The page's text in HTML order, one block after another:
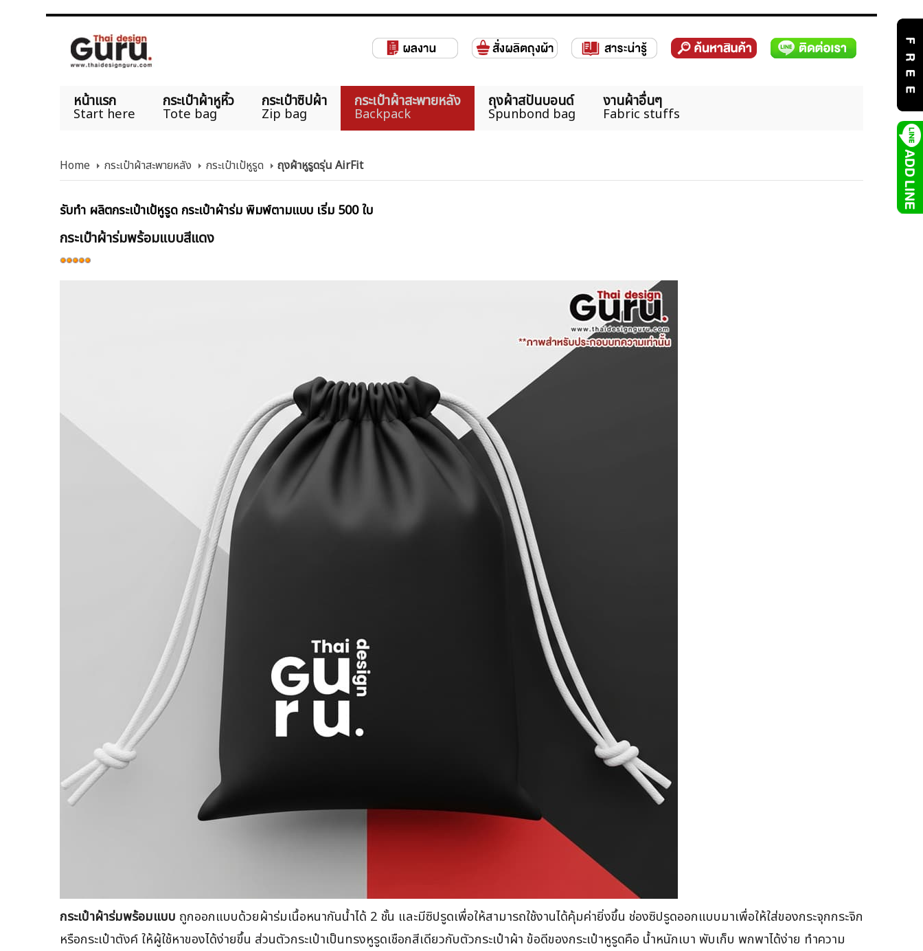
หน้าแรก
Start here
กระเป๋าผ้าหูหิ้ว
Tote bag
กระเป๋าซิปผ้า
Zip bag
กระเป๋าผ้าสะพายหลัง
Backpack
ถุงผ้าสปันบอนด์
Spunbond bag
งานผ้าอื่นๆ
Fabric stuffs
Home กระเป๋าผ้าสะพายหลัง กระเป๋าเป้หูรูด ถุงผ้าหูรูดรุ่น AirFit
รับทำ ผลิตกระเป๋าเป้หูรูด กระเป๋าผ้าร่ม พิมพ์ตามแบบ เริ่ม 500 ใบ
กระเป๋าผ้าร่มพร้อมแบบสีแดง
ให้
กระเป๋าผ้าร่มพร้อมแบบ ถูกออกแบบด้วยผ้าร่มเนื้อหนากันน้ำได้ 2 ชั้น และมีซิปรูดเพื่อให้สามารถใช้งานได้คุ้มค่ายิ่งขึ้น ช่องซิปรูดออกแบบมาเพื่อให้ใส่ของกระจุกกระจิก
หรือกระเป๋าตังค์ ให้ผู้ใช้หาของได้ง่ายขึ้น ส่วนตัวกระเป๋าเป็นทรงหูรูดเชือกสีเดียวกับตัวกระเป๋าผ้า ข้อดีของกระเป๋าหูรูดคือ น้ำหนักเบา พับเก็บ พกพาได้ง่าย ทำความ